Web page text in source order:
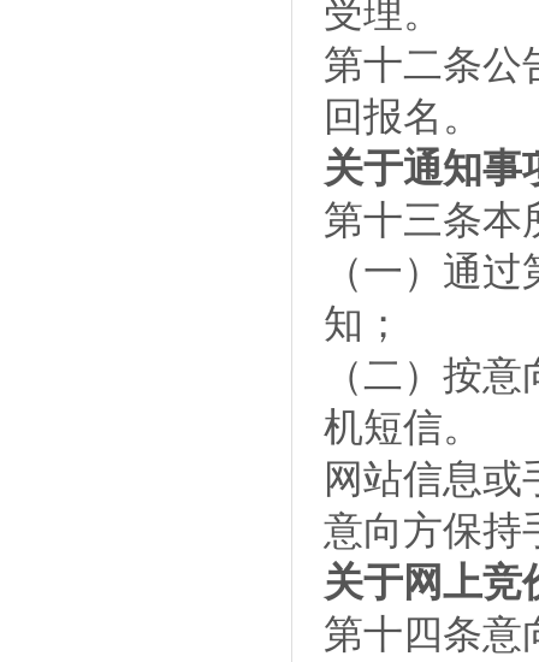
受理。
第十二条公
回报名。
关于通知事
第十三条本
（一）通
知；
（二）按
机短信。
网站信息
意向方保持
关于网上竞
第十四条意